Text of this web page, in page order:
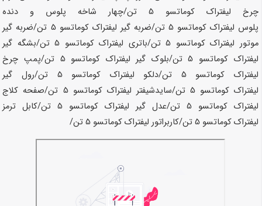
چرخ لیفتراک کوماتسو 5 تن
/چهار شاخه پلوس و دنده
پلوس لیفتراک کوماتسو 5 تن /ضربه گیر لیفتراک کوماتسو 5 تن
/ضربه گیر
موتور لیفتراک کوماتسو
/باتری لیفتراک کوماتسو
/بشگه گیر
لیفتراک کوماتسو
/بلوک گیر لیفتراک کوماتسو 5 تن
/پمپ چرخ
لیفتراک کوماتسو 5 تن /دلکو لیفتراک کوماتسو 5 تن
/رول گیر
لیفتراک کوماتسو 5 تن /سایدشیفتر لیفتراک کوماتسو 5 تن
/صفحه کلاج
لیفتراک کوماتسو 5 تن /عدل گیر لیفتراک کوماتسو
/کابل ترمز
لیفتراک کوماتسو 5 تن /کاربراتور لیفتراک کوماتسو 5 تن /